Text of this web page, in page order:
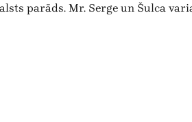
parāds. Mr. Serge un Šulca